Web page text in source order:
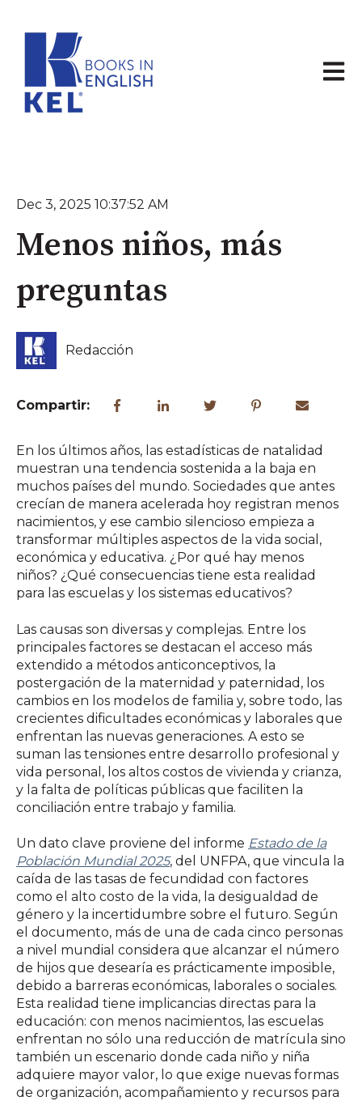
Abrir
Dec 3, 2025 10:37:52 AM
Menos niños, más
preguntas
Redacción
Compartir:
En los últimos años, las estadísticas de natalidad
muestran una tendencia sostenida a la baja en
muchos países del mundo. Sociedades que antes
crecían de manera acelerada hoy registran menos
nacimientos, y ese cambio silencioso empieza a
transformar múltiples aspectos de la vida social,
económica y educativa. ¿Por qué hay menos
niños? ¿Qué consecuencias tiene esta realidad
para las escuelas y los sistemas educativos?
Las causas son diversas y complejas. Entre los
principales factores se destacan el acceso más
extendido a métodos anticonceptivos, la
postergación de la maternidad y paternidad, los
cambios en los modelos de familia y, sobre todo, las
crecientes dificultades económicas y laborales que
enfrentan las nuevas generaciones. A esto se
suman las tensiones entre desarrollo profesional y
vida personal, los altos costos de vivienda y crianza,
y la falta de políticas públicas que faciliten la
conciliación entre trabajo y familia.
Un dato clave proviene del informe Estado de la
Población Mundial 2025, del UNFPA, que vincula la
caída de las tasas de fecundidad con factores
como el alto costo de la vida, la desigualdad de
género y la incertidumbre sobre el futuro. Según
el documento, más de una de cada cinco personas
a nivel mundial considera que alcanzar el número
de hijos que desearía es prácticamente imposible,
debido a barreras económicas, laborales o sociales.
Esta realidad tiene implicancias directas para la
educación: con menos nacimientos, las escuelas
enfrentan no sólo una reducción de matrícula sino
también un escenario donde cada niño y niña
adquiere mayor valor, lo que exige nuevas formas
de organización, acompañamiento y recursos para